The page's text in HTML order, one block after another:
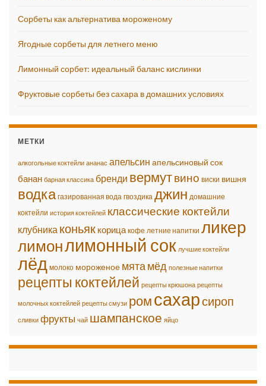
Сорбеты как альтернатива мороженому
Ягодные сорбеты для летнего меню
Лимонный сорбет: идеальный баланс кислинки
Фруктовые сорбеты без сахара в домашних условиях
МЕТКИ
алкогольные коктейли ананас апельсин апельсиновый сок
банан барная классика бренди вермутвино виски вишня
водка газированная вода гвоздика джин домашние
коктейли история коктейлей классические коктейли
клубника коньяк корица кофе летние напитки ликер
лимонлимонный сок лучшие коктейли
лёд молоко мороженое мятамёд полезные напитки
рецепты коктейлей рецепты крюшона рецепты
молочных коктейлей рецепты смузи ромсахарсироп
сливки фрукты чай шампанское яйцо